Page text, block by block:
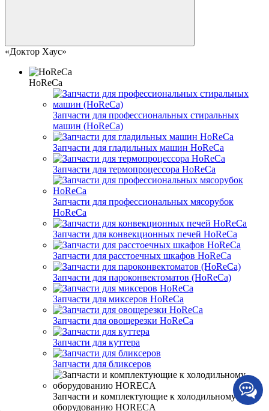
«Доктор Хаус»
HoReCa
Запчасти для профессиональных стиральных
машин (HoReCa)
Запчасти для гладильных машин HoReCa
Запчасти для термопроцессора HoReCa
Запчасти для профессиональных мясорубок
HoReCa
Запчасти для конвекционных печей HoReCa
Запчасти для расстоечных шкафов HoReCa
Запчасти для пароконвектоматов (HoReCa)
Запчасти для миксеров HoReCa
Запчасти для овощерезки HoReCa
Запчасти для куттера
Запчасти для бликсеров
Запчасти и комплектующие к холодильному
оборудованию HORECA